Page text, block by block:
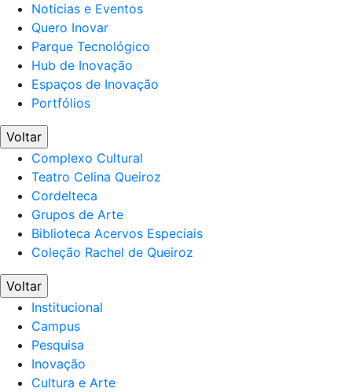
Noticias e Eventos
Quero Inovar
Parque Tecnológico
Hub de Inovação
Espaços de Inovação
Portfólios
Voltar
Complexo Cultural
Teatro Celina Queiroz
Cordelteca
Grupos de Arte
Biblioteca Acervos Especiais
Coleção Rachel de Queiroz
Voltar
Institucional
Campus
Pesquisa
Inovação
Cultura e Arte